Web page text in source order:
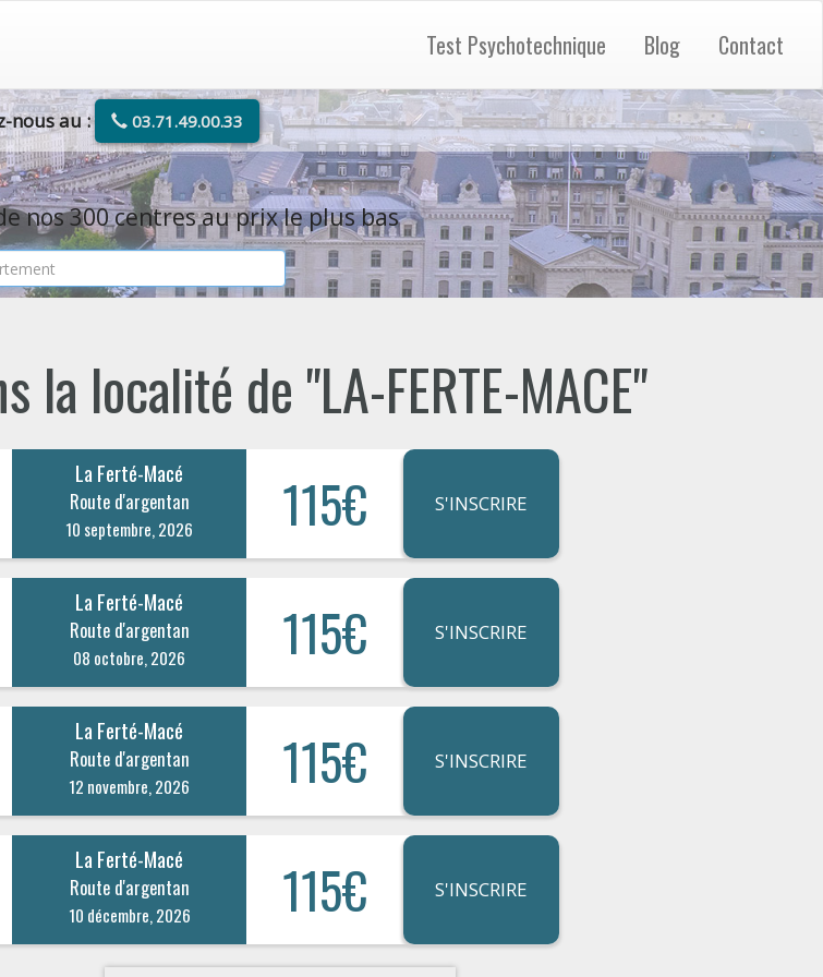
Test Psychotechnique Blog Contact
nous au : 03.71.49.00.33
nos 300 centres au prix le plus bas
la localité de "LA-FERTE-MACE"
La Ferté-Macé
Route d'argentan
10 septembre, 2026 115€ S'INSCRIRE
La Ferté-Macé
Route d'argentan
08 octobre, 2026 115€ S'INSCRIRE
La Ferté-Macé
Route d'argentan
12 novembre, 2026 115€ S'INSCRIRE
La Ferté-Macé
Route d'argentan
10 décembre, 2026 115€ S'INSCRIRE